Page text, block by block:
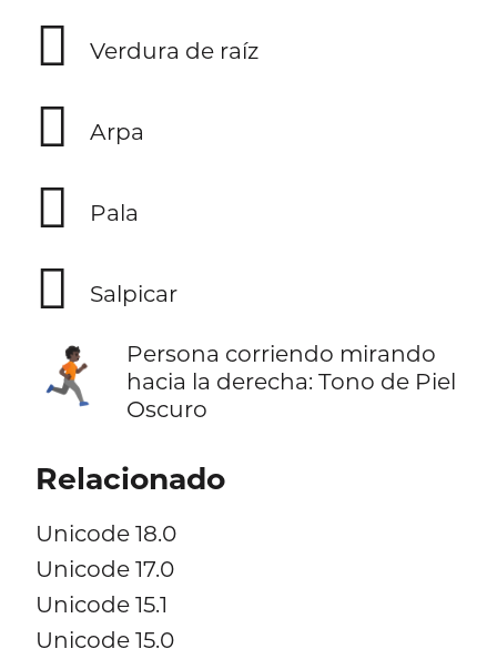
🫜 Verdura de raíz
🪉 Arpa
🪏 Pala
🫟 Salpicar
🏃🏿‍➡️
Persona corriendo mirando
hacia la derecha: Tono de Piel
Oscuro
Relacionado
Unicode 18.0
Unicode 17.0
Unicode 15.1
Unicode 15.0